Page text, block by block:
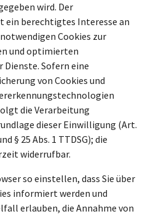
wird. Der
ein berechtigtes Interesse an
Cookies zur
und optimierten
Sofern eine
von Cookies und
die Verarbeitung
dieser Einwilligung (Art.
§ 25 Abs. 1 TTDSG); die
widerrufbar.
so einstellen, dass Sie über
informiert werden und
erlauben, die Annahme von